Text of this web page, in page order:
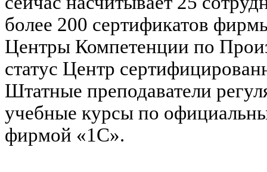
более 200 сертификатов
Центры Компетенции по
статус Центр
Штатные преподаватели
учебные курсы по
фирмой «1С».